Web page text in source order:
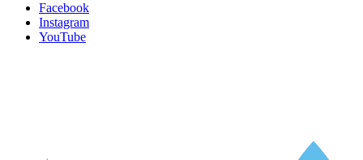
Facebook
Instagram
YouTube